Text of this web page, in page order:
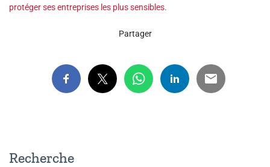
protéger ses entreprises les plus sensibles.
Partager
Recherche